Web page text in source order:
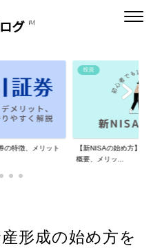
の特徴、メリット
投資
【新NISAの始め方】
概要、メリッ...
形成の始め方を